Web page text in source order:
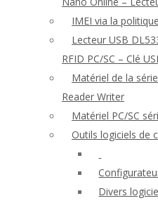
IMEI via la
Lecteur USB
RFID PC/SC – Clé
Matériel de la
Reader Writer
Matériel PC/SC
Outils logiciels de
Divers